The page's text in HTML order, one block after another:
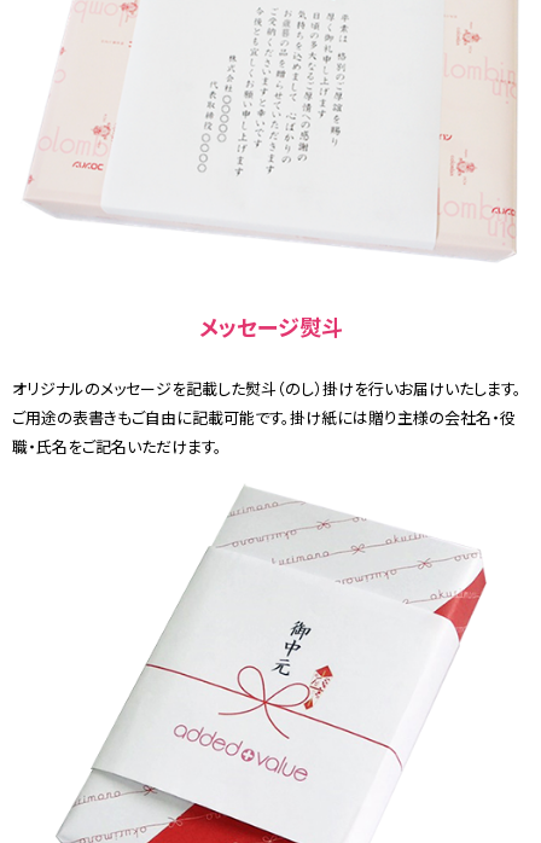
メッセージ熨斗
オリジナルのメッセージを記載した熨斗（のし）掛けを行いお届けいたします。
ご用途の表書きもご自由に記載可能です。掛け紙には贈り主様の会社名・役
職・氏名をご記名いただけます。